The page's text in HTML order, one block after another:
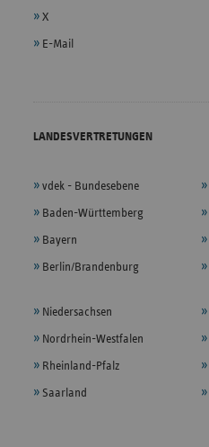
X
E-Mail
LANDESVERTRETUNGEN
vdek - Bundesebene
Baden-Württemberg
Bayern
Berlin/Brandenburg
Niedersachsen
Nordrhein-Westfalen
Rheinland-Pfalz
Saarland